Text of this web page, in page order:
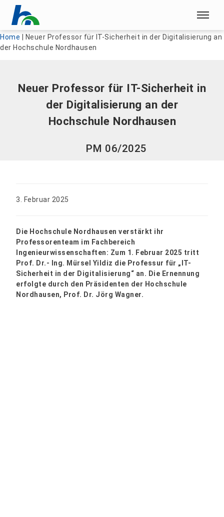
Menü überspringen
Menü überspringen
Home
Neuer Professor für IT-Sicherheit in der Digitalisierung an
der Hochschule Nordhausen
Neuer Professor für IT-Sicherheit in
der Digitalisierung an der
Hochschule Nordhausen
PM 06/2025
3. Februar 2025
Die Hochschule Nordhausen verstärkt ihr
Professorenteam im Fachbereich
Ingenieurwissenschaften: Zum 1. Februar 2025 tritt
Prof. Dr.- Ing. Mürsel Yildiz die Professur für „IT-
Sicherheit in der Digitalisierung“ an. Die Ernennung
erfolgte durch den Präsidenten der Hochschule
Nordhausen, Prof. Dr. Jörg Wagner.